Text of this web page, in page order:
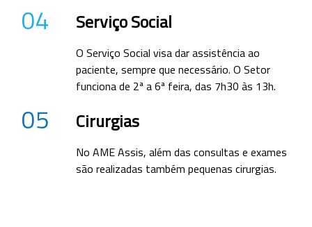
04 Serviço Social
O Serviço Social visa dar assistência ao
paciente, sempre que necessário. O Setor
funciona de 2ª a 6ª feira, das 7h30 às 13h.
05 Cirurgias
No AME Assis, além das consultas e exames
são realizadas também pequenas cirurgias.